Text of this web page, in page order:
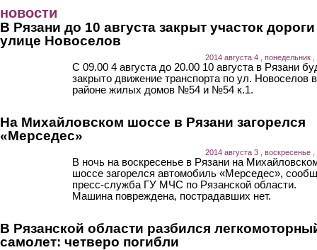
новости
В Рязани до 10 августа закрыт участок
улице Новоселов
2014 августа 4 , понедельник ,
С 09.00 4 августа до 20.00 10 августа в Рязани
закрыто движение транспорта по ул. Новоселов в
районе жилых домов №54 и №54 к.1.
На Михайловском шоссе в Рязани загорелся
«Мерседес»
2014 августа 3 , воскресенье ,
В ночь на воскресенье в Рязани на
шоссе загорелся автомобиль «Мерседес»,
пресс-служба ГУ МЧС по Рязанской области.
Машина повреждена, пострадавших нет.
В Рязанской области разбился
самолет: четверо погибли